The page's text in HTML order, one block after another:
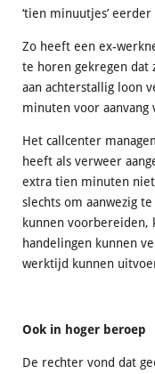
‘tien minuutjes’
Zo heeft een ex-
te horen gekregen dat
aan achterstallig loon
minuten voor aanvang
Het callcenter
heeft als verweer
extra tien minuten
slechts om aanwezig
kunnen voorbereiden,
handelingen kunnen
werktijd kunnen
Ook in hoger beroep
De rechter vond dat